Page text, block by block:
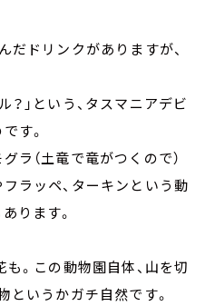
だドリンクがありますが、
？」という、タスマニアデビ
す。
ラ（土竜で竜がつくので）
ラッペ、ターキンという動
ります。
も。この動物園自体、山を切
というかガチ自然です。